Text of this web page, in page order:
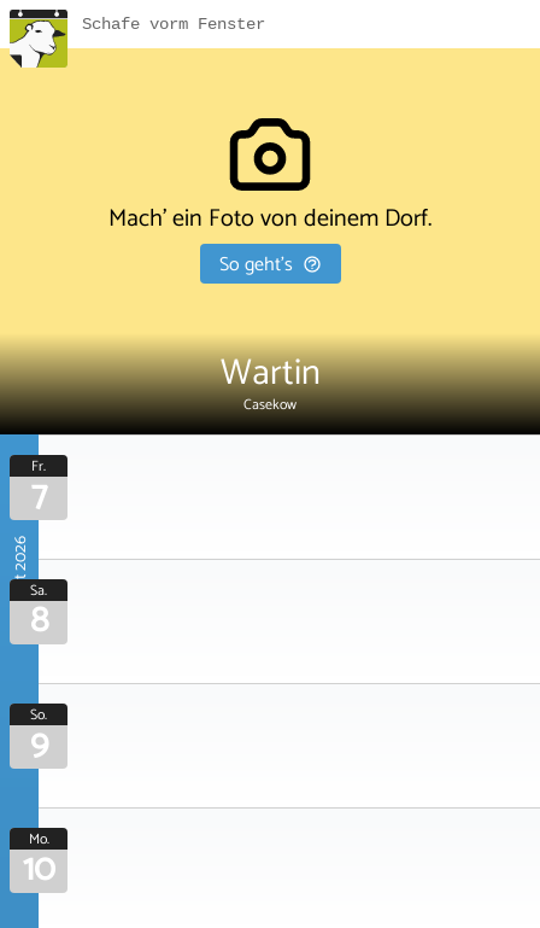
Schafe vorm Fenster
Mach' ein Foto von deinem Dorf.
So geht's
Wartin
Casekow
August 2026
Fr.
7
Sa.
8
So.
9
Mo.
10